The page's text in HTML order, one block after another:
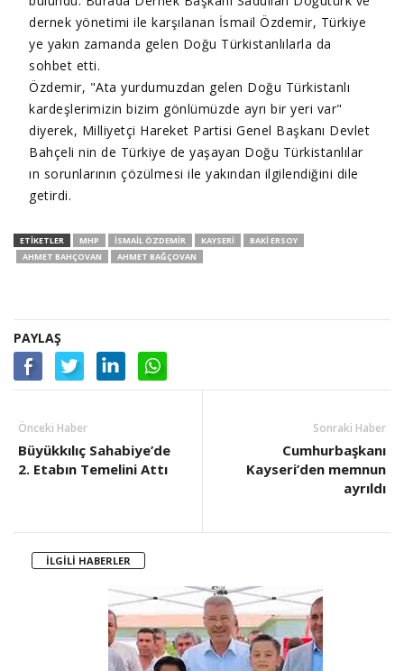
dernek yönetimi ile karşılanan İsmail Özdemir, Türkiye
ye yakın zamanda gelen Doğu Türkistanlılarla da
sohbet etti.
Özdemir, "Ata yurdumuzdan gelen Doğu Türkistanlı
kardeşlerimizin bizim gönlümüzde ayrı bir yeri var"
diyerek, Milliyetçi Hareket Partisi Genel Başkanı Devlet
Bahçeli nin de Türkiye de yaşayan Doğu Türkistanlılar
ın sorunlarının çözülmesi ile yakından ilgilendiğini dile
getirdi.
ETIKETLER MHP ISMAIL ÖZDEMIR KAYSERI
BAKI ERSOY
AHMET BAHÇOVAN
AHMET BAĞÇOVAN
PAYLAŞ
Önceki Haber
Büyükkılıç Sahabiye’de
2. Etabın Temelini Attı
Sonraki Haber
Cumhurbaşkanı
Kayseri’den memnun
ayrıldı
İLGİLİ HABERLER